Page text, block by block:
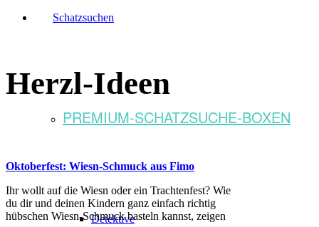
Schatzsuchen
PREMIUM-SCHATZSUCHE-BOXEN
Detektive
Herzl-Ideen
Oktoberfest: Wiesn-Schmuck aus Fimo
Ihr wollt auf die Wiesn oder ein Trachtenfest? Wie
du dir und deinen Kindern ganz einfach richtig
hübschen Wiesn-Schmuck basteln kannst, zeigen